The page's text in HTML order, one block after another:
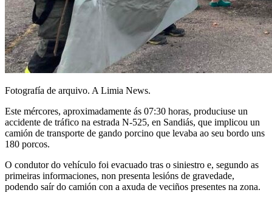
Fotografía de arquivo. A Limia News.
Este mércores, aproximadamente ás 07:30 horas, produciuse un
accidente de tráfico na estrada N-525, en Sandiás, que implicou un
camión de transporte de gando porcino que levaba ao seu bordo uns
180 porcos.
O condutor do vehículo foi evacuado tras o siniestro e, segundo as
primeiras informaciones, non presenta lesións de gravedade,
podendo saír do camión con a axuda de veciños presentes na zona.